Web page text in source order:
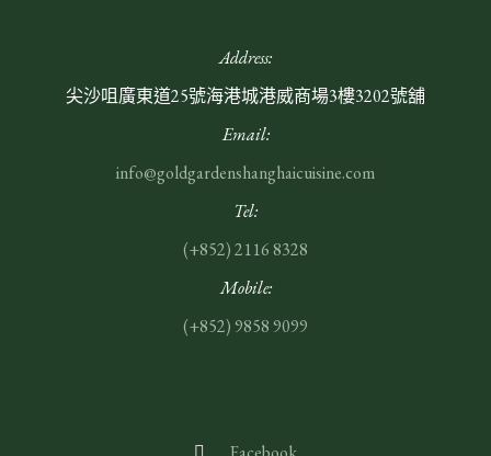
Address:
尖沙咀廣東道25號海港城港威商場3樓3202號舖
Email:
info@goldgardenshanghaicuisine.com
Tel:
(+852) 2116 8328
Mobile:
(+852) 9858 9099